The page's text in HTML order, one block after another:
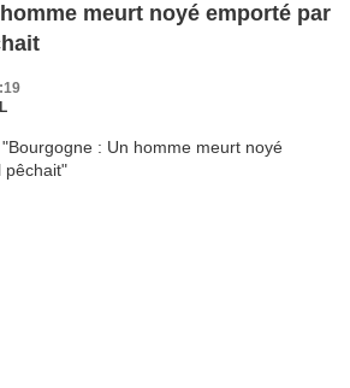
meurt noyé emporté par